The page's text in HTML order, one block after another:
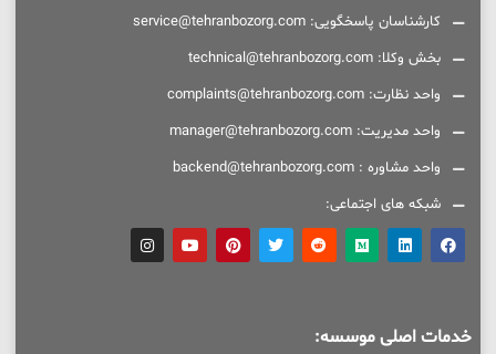
کارشناسان پاسخگویی: service@tehranbozorg.com
بخش وکلا: technical@tehranbozorg.com
واحد نظارت: complaints@tehranbozorg.com
واحد مدیریت: manager@tehranbozorg.com
واحد مشاوره : backend@tehranbozorg.com
شبکه های اجتماعی:
خدمات اصلی موسسه: